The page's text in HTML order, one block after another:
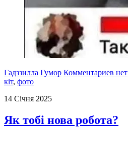
Гадззилла Гумор Комментариев нет
кіт, фото
14 Січня 2025
Як тобі нова робота?